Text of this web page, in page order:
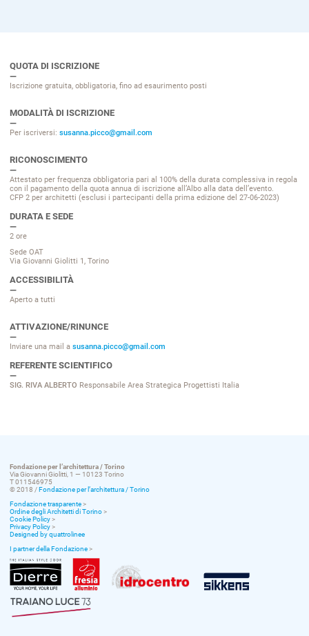
QUOTA DI ISCRIZIONE
Iscrizione gratuita, obbligatoria, fino ad esaurimento posti
MODALITÀ DI ISCRIZIONE
Per iscriversi: susanna.picco@gmail.com
RICONOSCIMENTO
Attestato per frequenza obbligatoria pari al 100% della durata complessiva in regola
con il pagamento della quota annua di iscrizione all’Albo alla data dell’evento.
CFP 2 per architetti (esclusi i partecipanti della prima edizione del 27-06-2023)
DURATA E SEDE
2 ore
Sede OAT
Via Giovanni Giolitti 1, Torino
ACCESSIBILITÀ
Aperto a tutti
ATTIVAZIONE/RINUNCE
Inviare una mail a susanna.picco@gmail.com
REFERENTE SCIENTIFICO
SIG. RIVA ALBERTO Responsabile Area Strategica Progettisti Italia
Fondazione per l’architettura / Torino
Via Giovanni Giolitti, 1 — 10123 Torino
T 011546975
© 2018 /Fondazione per l’architettura / Torino
Fondazione trasparente>
Ordine degli Architetti di Torino>
Cookie Policy>
Privacy Policy>
Designed by quattrolinee
I partner della Fondazione>